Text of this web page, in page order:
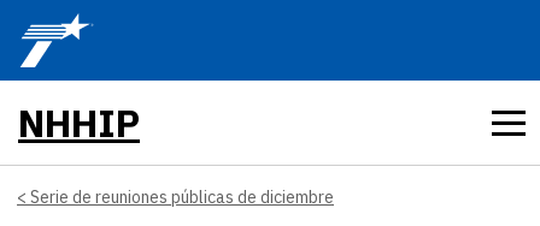
Skip to main content
NHHIP
Serie de reuniones públicas de diciembre